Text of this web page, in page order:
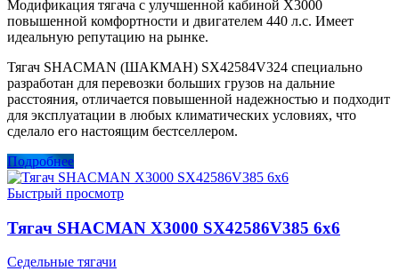
Модификация тягача с улучшенной кабиной Х3000
повышенной комфортности и двигателем 440 л.с. Имеет
идеальную репутацию на рынке.
Тягач SHACMAN (ШАКМАН) SX42584V324 специально
разработан для перевозки больших грузов на дальние
расстояния, отличается повышенной надежностью и подходит
для эксплуатации в любых климатических условиях, что
сделало его настоящим бестселлером.
Подробнее
Быстрый просмотр
Тягач SHACMAN X3000 SX42586V385 6х6
Седельные тягачи